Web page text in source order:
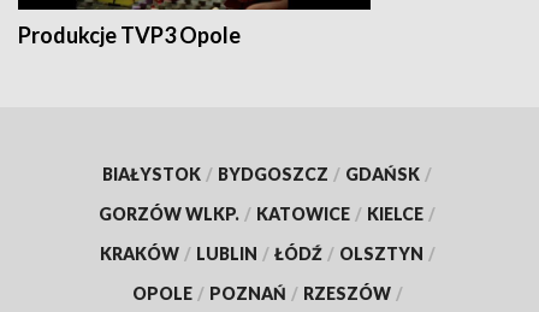
Produkcje TVP3 Opole
BIAŁYSTOK / BYDGOSZCZ / GDAŃSK /
GORZÓW WLKP. / KATOWICE / KIELCE /
KRAKÓW / LUBLIN / ŁÓDŹ / OLSZTYN /
OPOLE / POZNAŃ / RZESZÓW /